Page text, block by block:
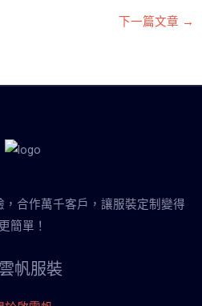
下一篇文章 →
合作萬千客戶，讓服裝定制變得
更簡單！
帆服裝